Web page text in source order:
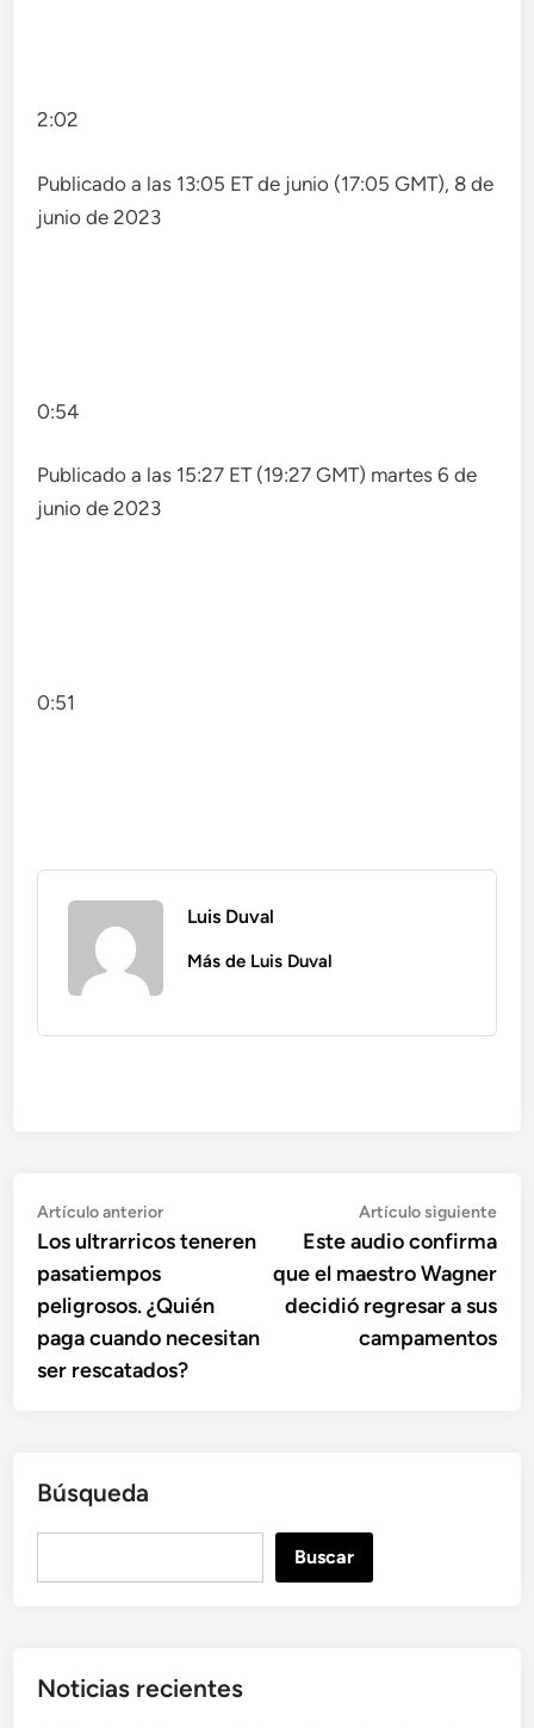
2:02
Publicado a las 13:05 ET de junio (17:05 GMT), 8 de
junio de 2023
0:54
Publicado a las 15:27 ET (19:27 GMT) martes 6 de
junio de 2023
0:51
Luis Duval
Más de Luis Duval
Navegación
de
entradas
Artículo anteriorArtículo
anterior:
Los ultrarricos teneren
pasatiempos
peligrosos. ¿Quién
paga cuando necesitan
ser rescatados?
Artículo siguiente
Este audio confirma
que el maestro Wagner
decidió regresar a sus
campamentos
Búsqueda
r
Buscar
Noticias recientes